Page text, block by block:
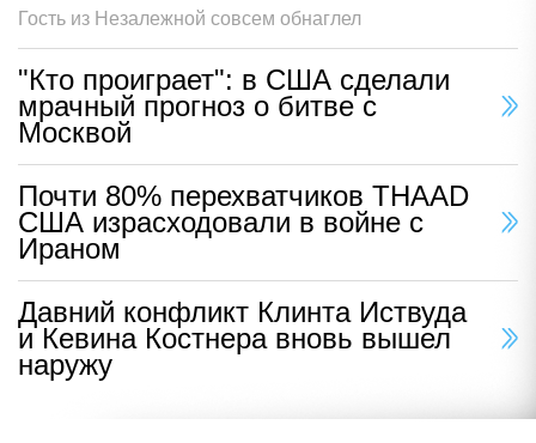
Гость из Незалежной совсем обнаглел
"Кто проиграет": в США сделали
мрачный прогноз о битве с
Москвой
Почти 80% перехватчиков THAAD
США израсходовали в войне с
Ираном
Давний конфликт Клинта Иствуда
и Кевина Костнера вновь вышел
наружу